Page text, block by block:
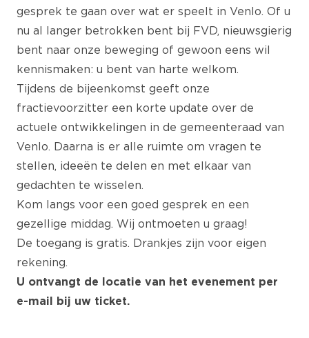
gesprek te gaan over wat er speelt in Venlo. Of u
nu al langer betrokken bent bij FVD, nieuwsgierig
bent naar onze beweging of gewoon eens wil
kennismaken: u bent van harte welkom.
Tijdens de bijeenkomst geeft onze
fractievoorzitter een korte update over de
actuele ontwikkelingen in de gemeenteraad van
Venlo. Daarna is er alle ruimte om vragen te
stellen, ideeën te delen en met elkaar van
gedachten te wisselen.
Kom langs voor een goed gesprek en een
gezellige middag. Wij ontmoeten u graag!
De toegang is gratis. Drankjes zijn voor eigen
rekening.
U ontvangt de locatie van het evenement per
e-mail bij uw ticket.